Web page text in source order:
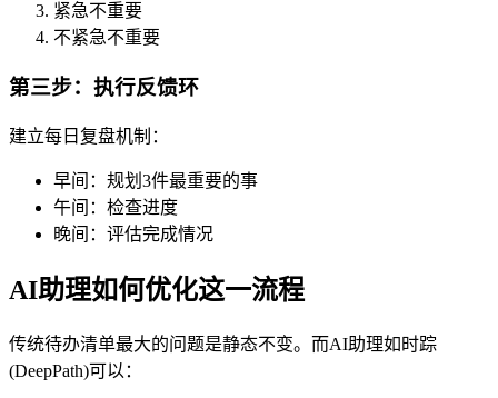
紧急不重要
不紧急不重要
第三步：执行反馈环
建立每日复盘机制：
早间：规划3件最重要的事
午间：检查进度
晚间：评估完成情况
AI助理如何优化这一流程
传统待办清单最大的问题是静态不变。而AI助理如时踪
(DeepPath)可以：